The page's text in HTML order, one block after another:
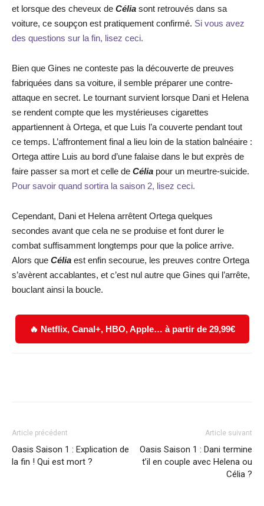
et lorsque des cheveux de Célia sont retrouvés dans sa
voiture, ce soupçon est pratiquement confirmé. Si vous avez
des questions sur la fin, lisez ceci.
Bien que Gines ne conteste pas la découverte de preuves
fabriquées dans sa voiture, il semble préparer une contre-
attaque en secret. Le tournant survient lorsque Dani et Helena
se rendent compte que les mystérieuses cigarettes
appartiennent à Ortega, et que Luis l’a couverte pendant tout
ce temps. L’affrontement final a lieu loin de la station balnéaire :
Ortega attire Luis au bord d’une falaise dans le but exprès de
faire passer sa mort et celle de Célia pour un meurtre-suicide.
Pour savoir quand sortira la saison 2, lisez ceci.
Cependant, Dani et Helena arrêtent Ortega quelques
secondes avant que cela ne se produise et font durer le
combat suffisamment longtemps pour que la police arrive.
Alors que Célia est enfin secourue, les preuves contre Ortega
s’avèrent accablantes, et c’est nul autre que Gines qui l’arrête,
bouclant ainsi la boucle.
🔥 Netflix, Canal+, HBO, Apple… à partir de 29,99€
Article précédent
Oasis Saison 1 : Explication de
la fin ! Qui est mort ?
Article suivant
Oasis Saison 1 : Dani termine
t’il en couple avec Helena ou
Célia ?